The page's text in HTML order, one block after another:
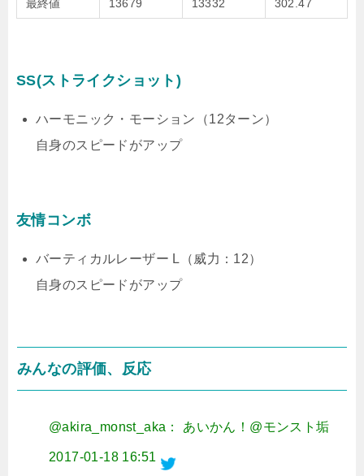
最終値 13679 13332 302.47
SS(ストライクショット)
ハーモニック・モーション（12ターン）
自身のスピードがアップ
友情コンボ
バーティカルレーザー L（威力：12）
自身のスピードがアップ
みんなの評価、反応
@akira_monst_aka： あいかん！@モンスト垢
2017-01-18 16:51